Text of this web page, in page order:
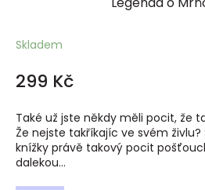
Skladem
299 Kč
Také už jste někdy měli pocit, že
Že nejste takříkajíc ve svém
knížky právě takový pocit
dalekou...